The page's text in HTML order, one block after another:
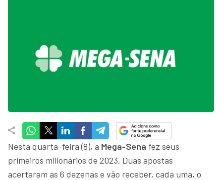
Nesta quarta-feira (8), a Mega-Sena fez seus
primeiros milionários de 2023. Duas apostas
acertaram as 6 dezenas e vão receber, cada uma, o